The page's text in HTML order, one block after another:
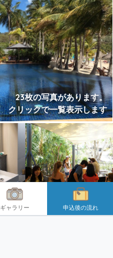
23枚の写真があります。
クリックで一覧表示します
ギャラリー 申込後の流れ